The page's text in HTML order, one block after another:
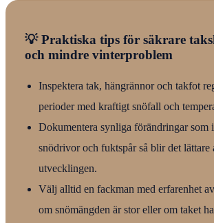
💡 Praktiska tips för säkrare
och mindre vinterproblem
Inspektera tak, hängrännor och takfot
perioder med kraftigt snöfall och
Dokumentera synliga förändringar som
snödrivor och fuktspår så blir det lättare
utvecklingen.
Välj alltid en fackman med erfarenhet
om snömängden är stor eller om taket